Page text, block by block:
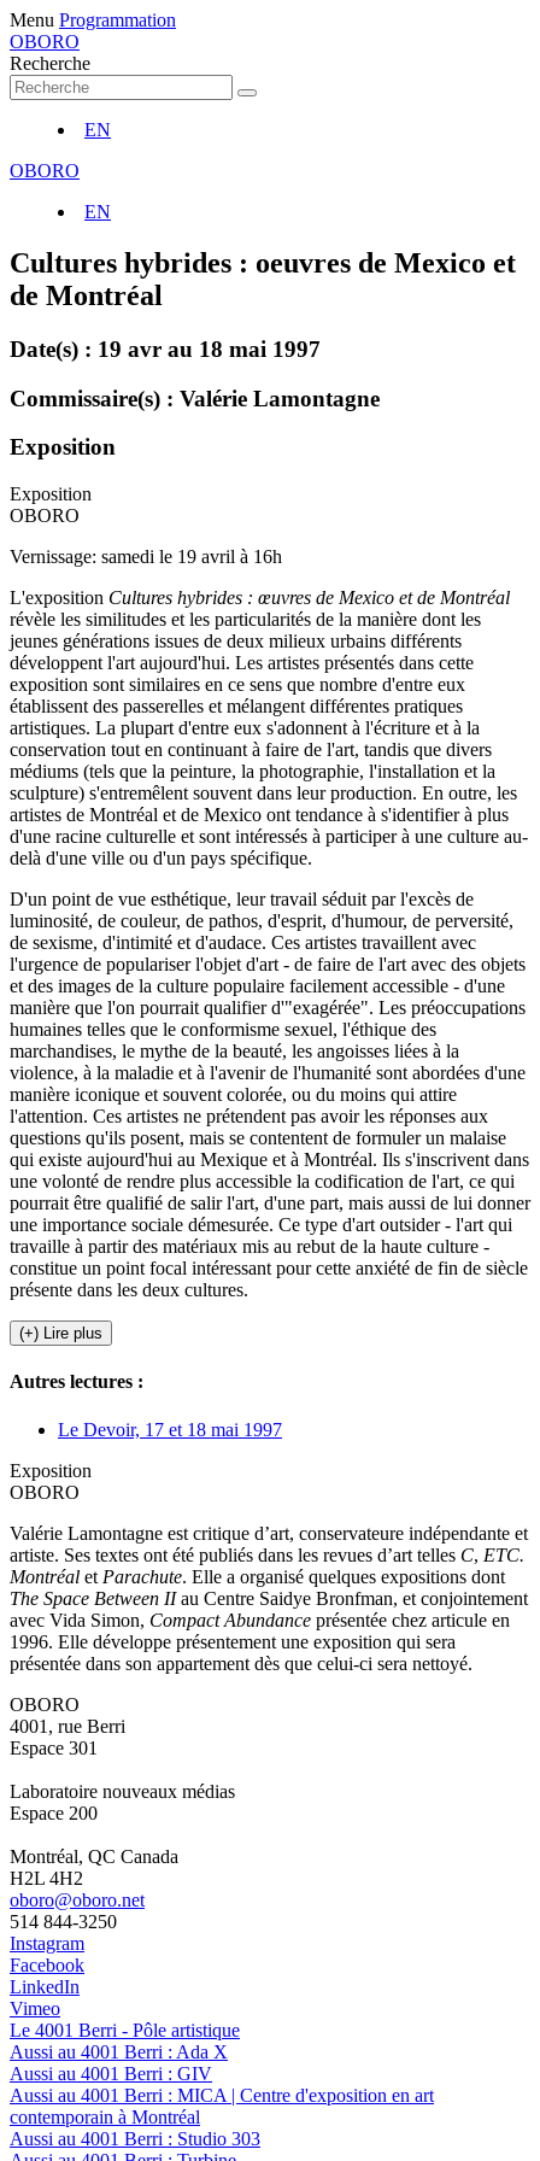
Menu Programmation
OBORO
Recherche
EN
OBORO
EN
Cultures hybrides : oeuvres de Mexico et
de Montréal
Date(s) : 19 avr au 18 mai 1997
Commissaire(s) : Valérie Lamontagne
Exposition
Exposition
OBORO
Vernissage: samedi le 19 avril à 16h
L'exposition Cultures hybrides : œuvres de Mexico et de Montréal
révèle les similitudes et les particularités de la manière dont les
jeunes générations issues de deux milieux urbains différents
développent l'art aujourd'hui. Les artistes présentés dans cette
exposition sont similaires en ce sens que nombre d'entre eux
établissent des passerelles et mélangent différentes pratiques
artistiques. La plupart d'entre eux s'adonnent à l'écriture et à la
conservation tout en continuant à faire de l'art, tandis que divers
médiums (tels que la peinture, la photographie, l'installation et la
sculpture) s'entremêlent souvent dans leur production. En outre, les
artistes de Montréal et de Mexico ont tendance à s'identifier à plus
d'une racine culturelle et sont intéressés à participer à une culture au-
delà d'une ville ou d'un pays spécifique.
D'un point de vue esthétique, leur travail séduit par l'excès de
luminosité, de couleur, de pathos, d'esprit, d'humour, de perversité,
de sexisme, d'intimité et d'audace. Ces artistes travaillent avec
l'urgence de populariser l'objet d'art - de faire de l'art avec des objets
et des images de la culture populaire facilement accessible - d'une
manière que l'on pourrait qualifier d'"exagérée". Les préoccupations
humaines telles que le conformisme sexuel, l'éthique des
marchandises, le mythe de la beauté, les angoisses liées à la
violence, à la maladie et à l'avenir de l'humanité sont abordées d'une
manière iconique et souvent colorée, ou du moins qui attire
l'attention. Ces artistes ne prétendent pas avoir les réponses aux
questions qu'ils posent, mais se contentent de formuler un malaise
qui existe aujourd'hui au Mexique et à Montréal. Ils s'inscrivent dans
une volonté de rendre plus accessible la codification de l'art, ce qui
pourrait être qualifié de salir l'art, d'une part, mais aussi de lui donner
une importance sociale démesurée. Ce type d'art outsider - l'art qui
travaille à partir des matériaux mis au rebut de la haute culture -
constitue un point focal intéressant pour cette anxiété de fin de siècle
présente dans les deux cultures.
(+) Lire plus
Autres lectures :
Le Devoir, 17 et 18 mai 1997
Exposition
OBORO
Valérie Lamontagne est critique d’art, conservateure indépendante et
artiste. Ses textes ont été publiés dans les revues d’art telles C, ETC.
Montréal et Parachute. Elle a organisé quelques expositions dont
The Space Between IIau Centre Saidye Bronfman, et conjointement
avec Vida Simon, Compact Abundance présentée chez articule en
1996. Elle développe présentement une exposition qui sera
présentée dans son appartement dès que celui-ci sera nettoyé.
OBORO
4001, rue Berri
Espace 301
Laboratoire nouveaux médias
Espace 200
Montréal, QC Canada
H2L 4H2
oboro@oboro.net
514 844-3250
Instagram
Facebook
LinkedIn
Vimeo
Le 4001 Berri - Pôle artistique
Aussi au 4001 Berri : Ada X
Aussi au 4001 Berri : GIV
Aussi au 4001 Berri : MICA | Centre d'exposition en art
contemporain à Montréal
Aussi au 4001 Berri : Studio 303